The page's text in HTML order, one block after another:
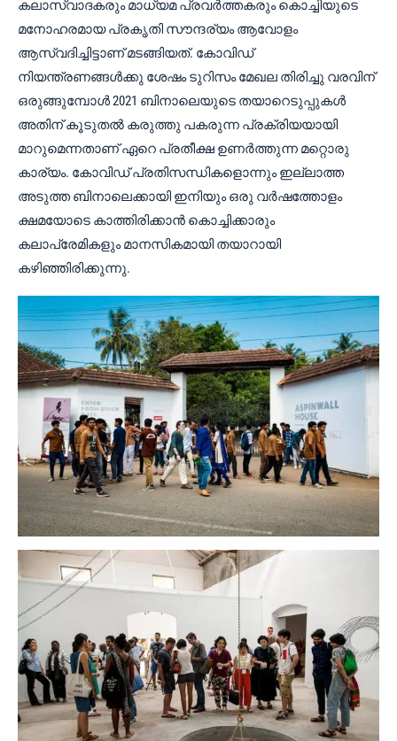
കലാസ്വാദകരും മാധ്യമ പ്രവർത്തകരും കൊച്ചിയുടെ
മനോഹരമായ പ്രകൃതി സൗന്ദര്യം ആവോളം
ആസ്വദിച്ചിട്ടാണ് മടങ്ങിയത്. കോവിഡ്
നിയന്ത്രണങ്ങൾക്കു ശേഷം ടുറിസം മേഖല തിരിച്ചു വരവിന്
ഒരുങ്ങുമ്പോൾ 2021 ബിനാലെയുടെ തയാറെടുപ്പുകൾ
അതിന് കൂടുതൽ കരുത്തു പകരുന്ന പ്രക്രിയയായി
മാറുമെന്നതാണ് ഏറെ പ്രതീക്ഷ ഉണർത്തുന്ന മറ്റൊരു
കാര്യം. കോവിഡ് പ്രതിസന്ധികളൊന്നും ഇല്ലാത്ത
അടുത്ത ബിനാലെക്കായി ഇനിയും ഒരു വർഷത്തോളം
ക്ഷമയോടെ കാത്തിരിക്കാൻ കൊച്ചിക്കാരും
കലാപ്രേമികളും മാനസികമായി തയാറായി
കഴിഞ്ഞിരിക്കുന്നു.